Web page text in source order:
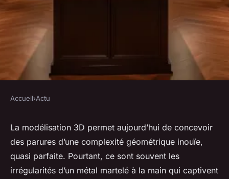
Choisir des bijoux pour
sublimer votre style
Gordon•04/06/2026 15:24•8 min de lecture
Accueil›Actu
La modélisation 3D permet aujourd’hui de concevoir
des parures d’une complexité géométrique inouïe,
quasi parfaite. Pourtant, ce sont souvent les
irrégularités d’un métal martelé à la main qui captivent